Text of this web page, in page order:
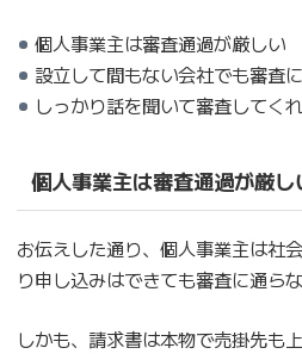
個人事業主は審査通過が厳しい
設立して間もない会社でも審査
しっかり話を聞いて審査してく
個人事業主は審査通過が厳し
お伝えした通り、個人事業主は社
り申し込みはできても審査に通ら
しかも、請求書は本物で売掛先も